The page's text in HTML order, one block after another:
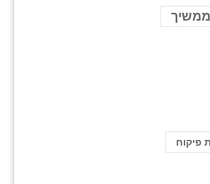
פיקוח